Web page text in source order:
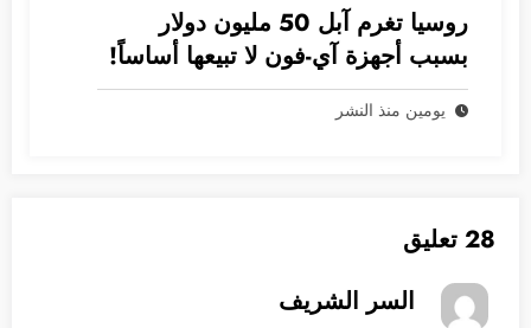
روسيا تغرم آبل 50 مليون دولار
بسبب أجهزة آي-فون لا تبيعها أساساً!
يومين منذ النشر
28 تعليق
السر الشريف